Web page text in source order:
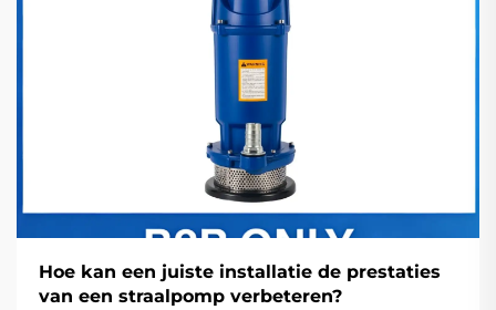
Hoe kan een juiste installatie de prestaties
van een straalpomp verbeteren?